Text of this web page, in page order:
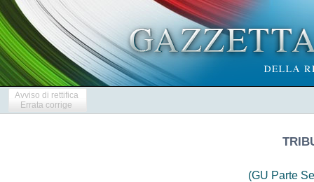
Avviso di rettifica
Errata corrige
(GU Parte